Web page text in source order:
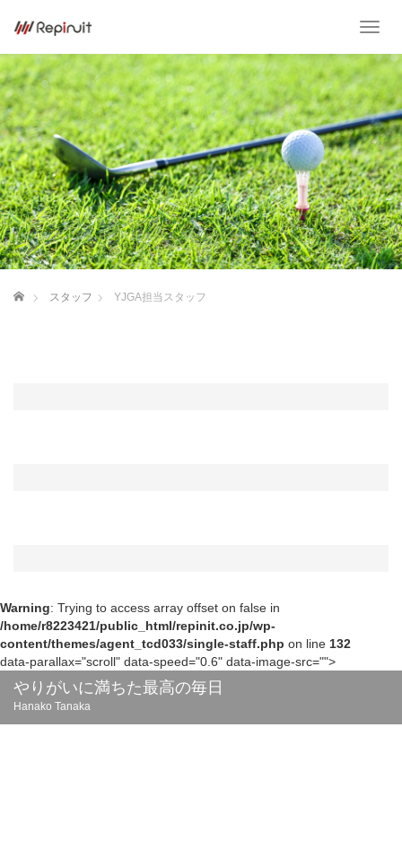
T
g
e
n
a
v
i
g
a
t
i
ホーム スタッフ YJGA担当スタッフ
Warning: Trying to access array offset on false in
/home/r8223421/public_html/repinit.co.jp/wp-
content/themes/agent_tcd033/single-staff.php on line 132
data-parallax="scroll" data-speed="0.6" data-image-src="">
やりがいに満ちた最高の毎日
Hanako Tanaka